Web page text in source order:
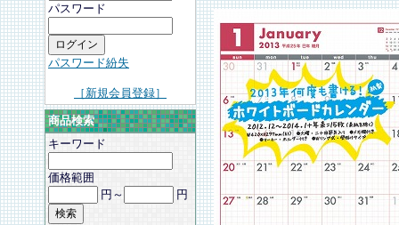
パスワード
パスワード紛失
［新規会員登録］
商品検索
キーワード
価格範囲
円～
円